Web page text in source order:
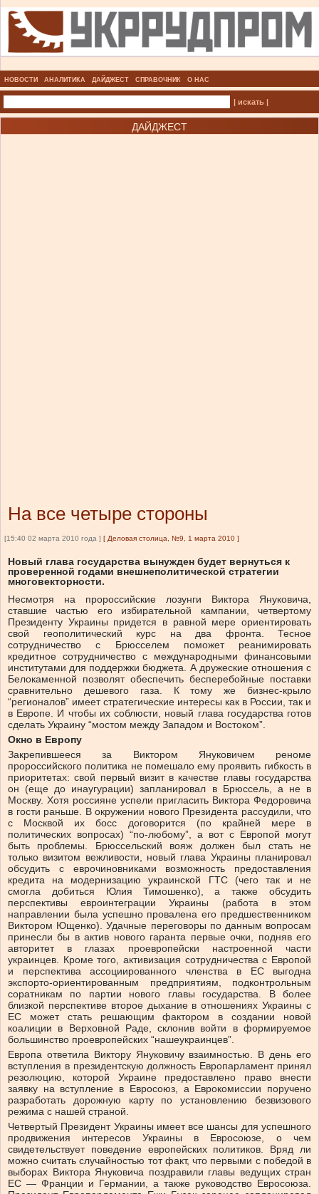
НОВОСТИ АНАЛИТИКА ДАЙДЖЕСТ СПРАВОЧНИК О НАС
| искать |
ДАЙДЖЕСТ
На все четыре стороны
[15:40 02 марта 2010 года ] [ Деловая столица, №9, 1 марта 2010 ]
Новый глава государства вынужден будет вернуться к
проверенной годами внешнеполитической стратегии
многовекторности.
Несмотря на пророссийские лозунги Виктора Януковича,
ставшие частью его избирательной кампании, четвертому
Президенту Украины придется в равной мере ориентировать
свой геополитический курс на два фронта. Тесное
сотрудничество с Брюсселем поможет реанимировать
кредитное сотрудничество с международными финансовыми
институтами для поддержки бюджета. А дружеские отношения с
Белокаменной позволят обеспечить бесперебойные поставки
сравнительно дешевого газа. К тому же бизнес-крыло
“регионалов” имеет стратегические интересы как в России, так и
в Европе. И чтобы их соблюсти, новый глава государства готов
сделать Украину “мостом между Западом и Востоком”.
Окно в Европу
Закрепившееся за Виктором Януковичем реноме
пророссийского политика не помешало ему проявить гибкость в
приоритетах: свой первый визит в качестве главы государства
он (еще до инаугурации) запланировал в Брюссель, а не в
Москву. Хотя россияне успели пригласить Виктора Федоровича
в гости раньше. В окружении нового Президента рассудили, что
с Москвой их босс договорится (по крайней мере в
политических вопросах) “по-любому”, а вот с Европой могут
быть проблемы. Брюссельский вояж должен был стать не
только визитом вежливости, новый глава Украины планировал
обсудить с еврочиновниками возможность предоставления
кредита на модернизацию украинской ГТС (чего так и не
смогла добиться Юлия Тимошенко), а также обсудить
перспективы евроинтеграции Украины (работа в этом
направлении была успешно провалена его предшественником
Виктором Ющенко). Удачные переговоры по данным вопросам
принесли бы в актив нового гаранта первые очки, подняв его
авторитет в глазах проевропейски настроенной части
украинцев. Кроме того, активизация сотрудничества с Европой
и перспектива ассоциированного членства в ЕС выгодна
экспорто-ориентированным предприятиям, подконтрольным
соратникам по партии нового главы государства. В более
близкой перспективе второе дыхание в отношениях Украины с
ЕС может стать решающим фактором в создании новой
коалиции в Верховной Раде, склонив войти в формируемое
большинство проевропейских “нашеукраинцев”.
Европа ответила Виктору Януковичу взаимностью. В день его
вступления в президентскую должность Европарламент принял
резолюцию, которой Украине предоставлено право внести
заявку на вступление в Евросоюз, а Еврокомиссии поручено
разработать дорожную карту по установлению безвизового
режима с нашей страной.
Четвертый Президент Украины имеет все шансы для успешного
продвижения интересов Украины в Евросоюзе, о чем
свидетельствует поведение европейских политиков. Вряд ли
можно считать случайностью тот факт, что первыми с победой в
выборах Виктора Януковича поздравили главы ведущих стран
ЕС — Франции и Германии, а также руководство Евросоюза.